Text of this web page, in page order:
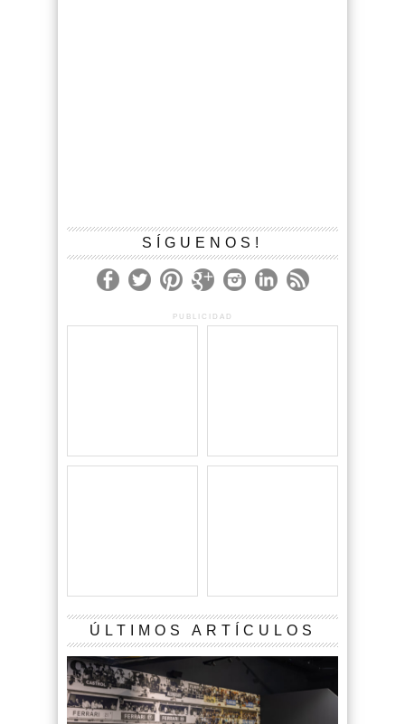
SÍGUENOS!
PUBLICIDAD
ÚLTIMOS ARTÍCULOS